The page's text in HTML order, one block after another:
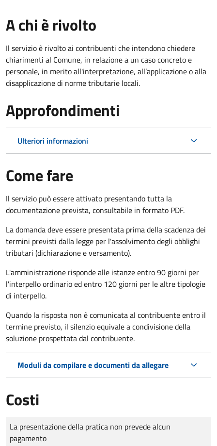
A chi è rivolto
Il servizio è rivolto ai contribuenti che intendono chiedere
chiarimenti al Comune, in relazione a un caso concreto e
personale, in merito all'interpretazione, all’applicazione o alla
disapplicazione di norme tributarie locali.
Approfondimenti
Ulteriori informazioni
Come fare
Il servizio può essere attivato presentando tutta la
documentazione prevista, consultabile in formato PDF.
La domanda deve essere presentata prima della scadenza dei
termini previsti dalla legge per l'assolvimento degli obblighi
tributari (dichiarazione e versamento).
L'amministrazione risponde alle istanze entro 90 giorni per
l'interpello ordinario ed entro 120 giorni per le altre tipologie
di interpello.
Quando la risposta non è comunicata al contribuente entro il
termine previsto, il silenzio equivale a condivisione della
soluzione prospettata dal contribuente.
Moduli da compilare e documenti da allegare
Costi
Tipo di pagamento
Importo
La presentazione della pratica non prevede alcun
pagamento